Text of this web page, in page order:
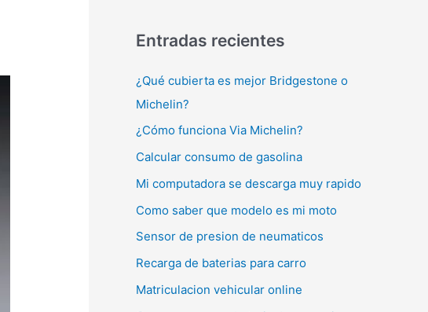
Entradas recientes
¿Qué cubierta es mejor Bridgestone o
Michelin?
¿Cómo funciona Via Michelin?
Calcular consumo de gasolina
Mi computadora se descarga muy rapido
Como saber que modelo es mi moto
Sensor de presion de neumaticos
Recarga de baterias para carro
Matriculacion vehicular online